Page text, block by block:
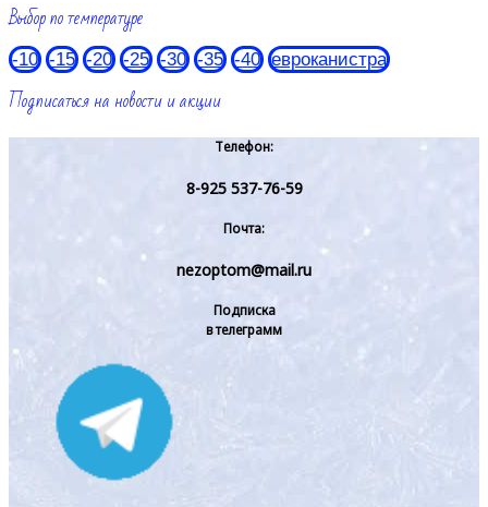
Выбор по температуре
-10 -15 -20 -25 -30 -35 -40 евроканистра
Подписаться на новости и акции
Телефон:
8-925 537-76-59
Почта:
nezoptom@mail.ru
Подписка
в телеграмм